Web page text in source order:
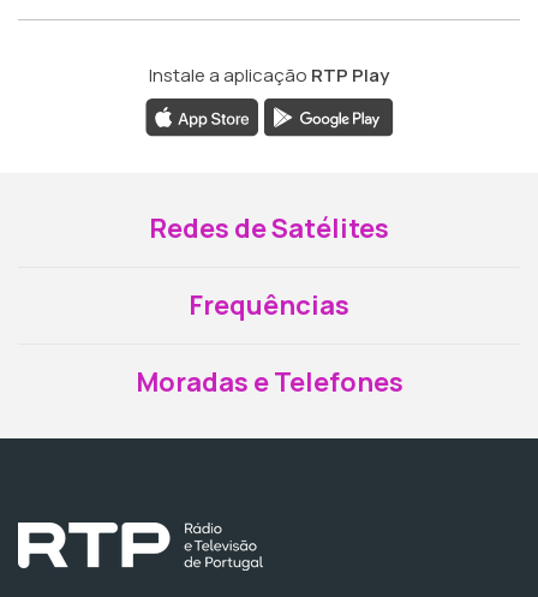
Instale a aplicação RTP Play
Redes de Satélites
Frequências
Moradas e Telefones